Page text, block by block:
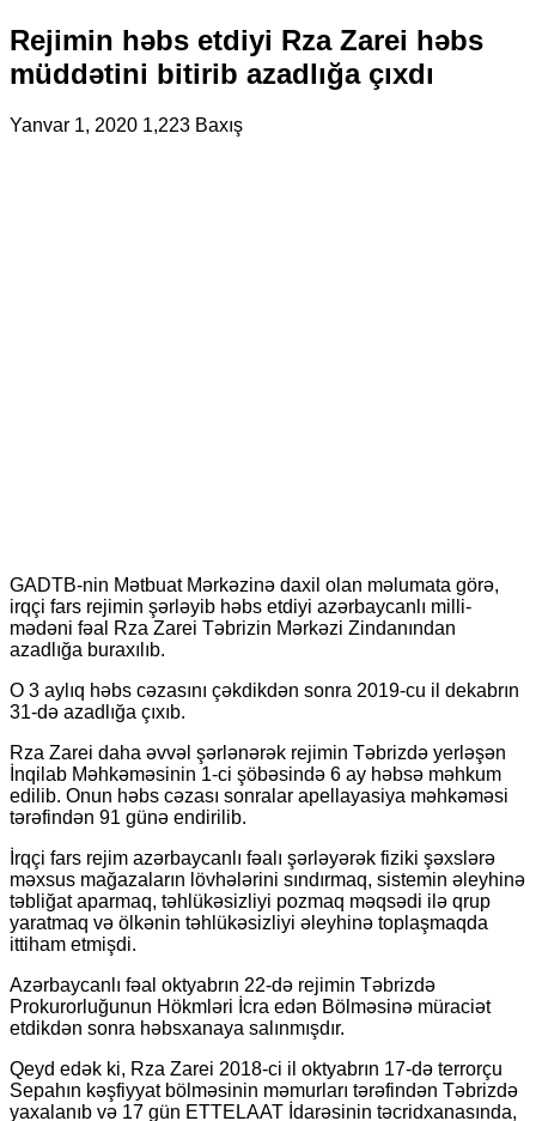
Rejimin həbs etdiyi Rza Zarei həbs
müddətini bitirib azadlığa çıxdı
Yanvar 1, 2020 1,223 Baxış
GADTB-nin Mətbuat Mərkəzinə daxil olan məlumata görə,
irqçi fars rejimin şərləyib həbs etdiyi azərbaycanlı milli-
mədəni fəal Rza Zarei Təbrizin Mərkəzi Zindanından
azadlığa buraxılıb.
O 3 aylıq həbs cəzasını çəkdikdən sonra 2019-cu il dekabrın
31-də azadlığa çıxıb.
Rza Zarei daha əvvəl şərlənərək rejimin Təbrizdə yerləşən
İnqilab Məhkəməsinin 1-ci şöbəsində 6 ay həbsə məhkum
edilib. Onun həbs cəzası sonralar apellayasiya məhkəməsi
tərəfindən 91 günə endirilib.
İrqçi fars rejim azərbaycanlı fəalı şərləyərək fiziki şəxslərə
məxsus mağazaların lövhələrini sındırmaq, sistemin əleyhinə
təbliğat aparmaq, təhlükəsizliyi pozmaq məqsədi ilə qrup
yaratmaq və ölkənin təhlükəsizliyi əleyhinə toplaşmaqda
ittiham etmişdi.
Azərbaycanlı fəal oktyabrın 22-də rejimin Təbrizdə
Prokurorluğunun Hökmləri İcra edən Bölməsinə müraciət
etdikdən sonra həbsxanaya salınmışdır.
Qeyd edək ki, Rza Zarei 2018-ci il oktyabrın 17-də terrorçu
Sepahın kəşfiyyat bölməsinin məmurları tərəfindən Təbrizdə
yaxalanıb və 17 gün ETTELAAT İdarəsinin təcridxanasında,